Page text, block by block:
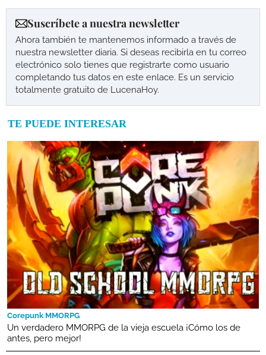
Suscríbete a nuestra newsletter
Ahora también te mantenemos informado a través de
nuestra newsletter diaria. Si deseas recibirla en tu correo
electrónico solo tienes que registrarte como usuario
completando tus datos en este enlace. Es un servicio
totalmente gratuito de LucenaHoy.
TE PUEDE INTERESAR
Corepunk MMORPG
Un verdadero MMORPG de la vieja escuela ¡Cómo los de
antes, pero mejor!